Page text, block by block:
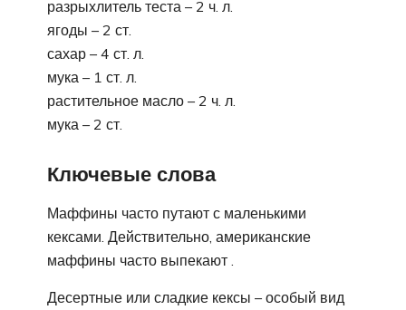
разрыхлитель теста – 2 ч. л.
ягоды – 2 ст.
сахар – 4 ст. л.
мука – 1 ст. л.
растительное масло – 2 ч. л.
мука – 2 ст.
Ключевые слова
Маффины часто путают с маленькими
кексами. Действительно, американские
маффины часто выпекают .
Десертные или сладкие кексы – особый вид